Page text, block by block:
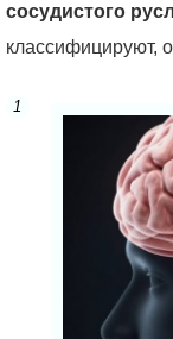
сосудистого
классифицируют,